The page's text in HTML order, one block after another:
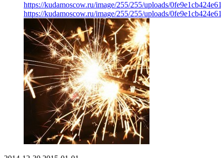
https://kudamoscow.ru/image/255/255/uploads/
https://kudamoscow.ru/image/255/255/uploads/